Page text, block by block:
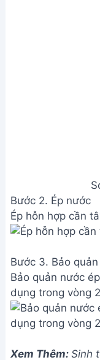
Bước 3. Bảo quản
Bảo quản nước
dụng trong vòng
Xem Thêm:Sinh
thức đẹp da,
Lưu ý
Nếu đang giảm
tây tươi nhưng
để tránh tụt